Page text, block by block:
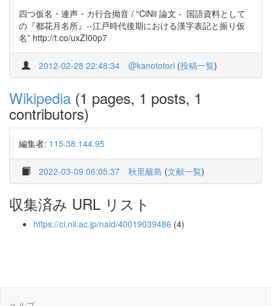
四つ仮名・連声・カ行合拗音 / “CiNii 論文 - 国語資料として
の『都花月名所』--江戸時代後期における漢字表記と振り仮
名” http://t.co/uxZI00p7
2012-02-28 22:48:34 @kanototori (投稿一覧)
Wikipedia (1 pages, 1 posts, 1
contributors)
編集者: 115.38.144.95
2022-03-09 06:05:37 秋里籬島 (文献一覧)
収集済み URL リスト
https://ci.nii.ac.jp/naid/40019039486 (4)